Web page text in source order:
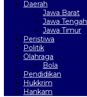
Daerah
Jawa Barat
Jawa Tengah
Jawa Timur
Peristiwa
Politik
Olahraga
Bola
Pendidikan
Hukkrim
Hankam